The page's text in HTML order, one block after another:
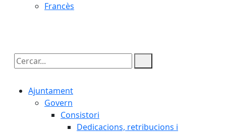
Francès
Cercar:
Ajuntament
Govern
Consistori
Dedicacions, retribucions i